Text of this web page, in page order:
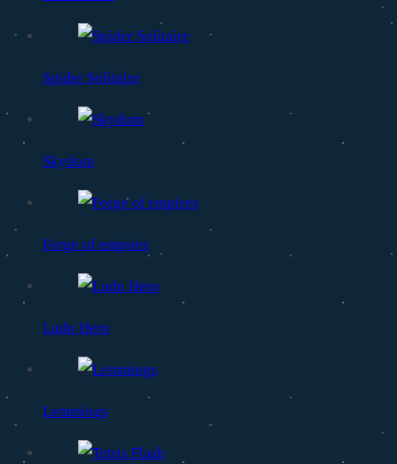
Spider Solitaire
Skydom
Forge of empires
Ludo Hero
Lemmings